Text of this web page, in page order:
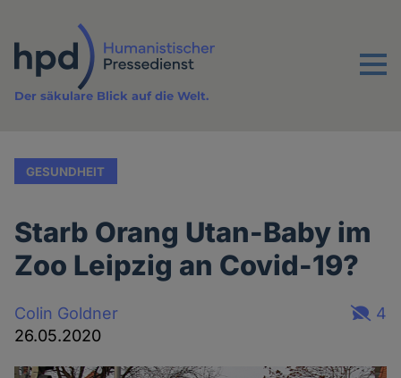
Inhalt
Menu
Der säkulare Blick auf die Welt.
GESUNDHEIT
Starb Orang Utan-Baby im
Zoo Leipzig an Covid-19?
Colin Goldner
26.05.2020
4